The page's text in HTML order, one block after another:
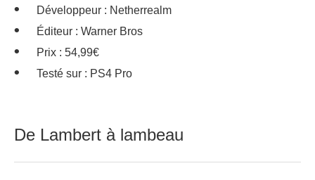
Développeur : Netherrealm
Éditeur : Warner Bros
Prix : 54,99€
Testé sur : PS4 Pro
De Lambert à lambeau